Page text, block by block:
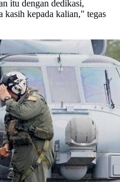
itu dengan dedikasi,
kasih kepada kalian," tegas